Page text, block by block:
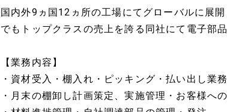
国内外9ヵ国12ヵ所の工場にてグローバルに展
でもトップクラスの売上を誇る同社にて電子部
【業務内容】
・資材受入・棚入れ・ピッキング・払い出し業
・月末の棚卸し計画策定、実施管理・お客様へ